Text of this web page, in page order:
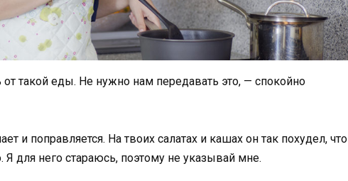
такой еды. Не нужно нам передавать это, — спокойно
и поправляется. На твоих салатах и кашах он так похудел, что
для него стараюсь, поэтому не указывай мне.